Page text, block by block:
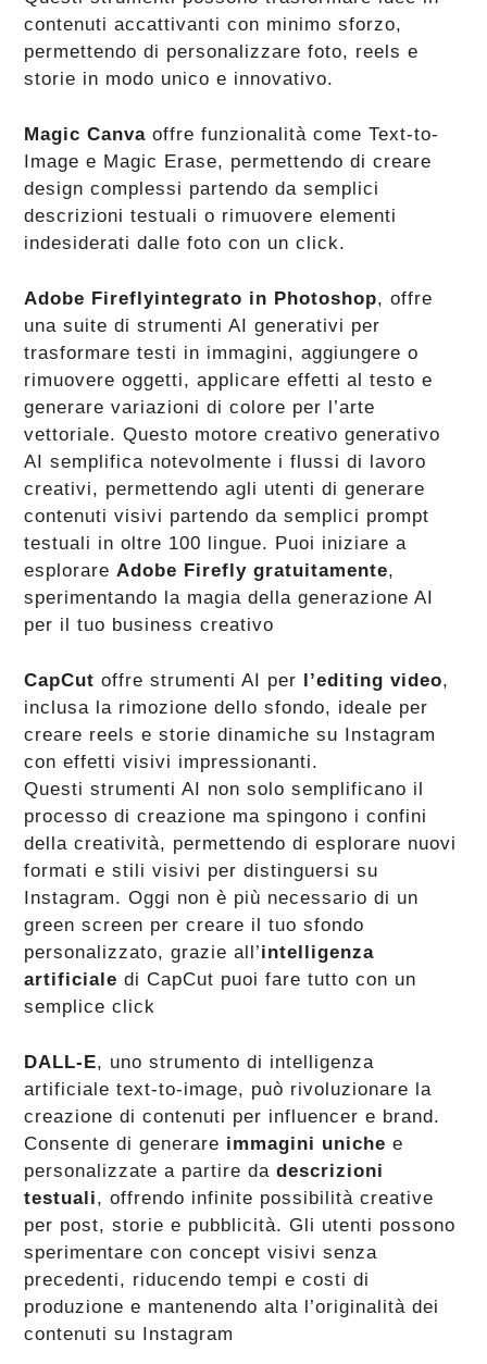
contenuti accattivanti con minimo sforzo,
permettendo di personalizzare foto, reels e
storie in modo unico e innovativo.
Magic Canva offre funzionalità come Text-to-
Image e Magic Erase, permettendo di creare
design complessi partendo da semplici
descrizioni testuali o rimuovere elementi
indesiderati dalle foto con un click.
Adobe Fireflyintegrato in Photoshop, offre
una suite di strumenti AI generativi per
trasformare testi in immagini, aggiungere o
rimuovere oggetti, applicare effetti al testo e
generare variazioni di colore per l’arte
vettoriale. Questo motore creativo generativo
AI semplifica notevolmente i flussi di lavoro
creativi, permettendo agli utenti di generare
contenuti visivi partendo da semplici prompt
testuali in oltre 100 lingue. Puoi iniziare a
esplorareAdobe Firefly gratuitamente,
sperimentando la magia della generazione AI
per il tuo business creativo
CapCut offre strumenti AI per l’editing video,
inclusa la rimozione dello sfondo, ideale per
creare reels e storie dinamiche su Instagram
con effetti visivi impressionanti.
Questi strumenti AI non solo semplificano il
processo di creazione ma spingono i confini
della creatività, permettendo di esplorare nuovi
formati e stili visivi per distinguersi su
Instagram. Oggi non è più necessario di un
green screen per creare il tuo sfondo
personalizzato, grazie all’intelligenza
artificiale di CapCut puoi fare tutto con un
semplice click
DALL-E, uno strumento di intelligenza
artificiale text-to-image, può rivoluzionare la
creazione di contenuti per influencer e brand.
Consente di generare immagini uniche e
personalizzate a partire dadescrizioni
testuali, offrendo infinite possibilità creative
per post, storie e pubblicità. Gli utenti possono
sperimentare con concept visivi senza
precedenti, riducendo tempi e costi di
produzione e mantenendo alta l’originalità dei
contenuti su Instagram